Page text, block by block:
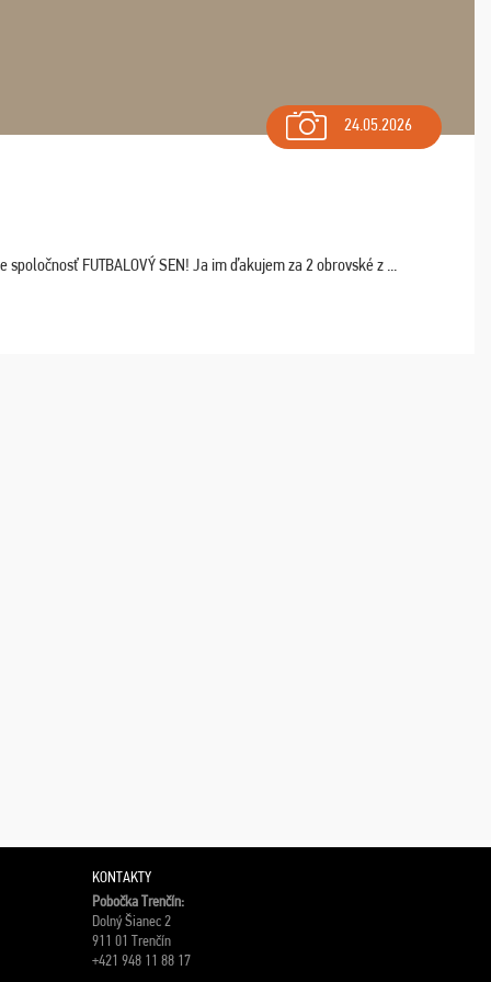
24.05.2026
FUTBALOVÝ SEN! Ja im ďakujem za 2 obrovské z ...
KONTAKTY
Pobočka Trenčín:
Dolný Šianec 2
911 01 Trenčín
+421 948 11 88 17